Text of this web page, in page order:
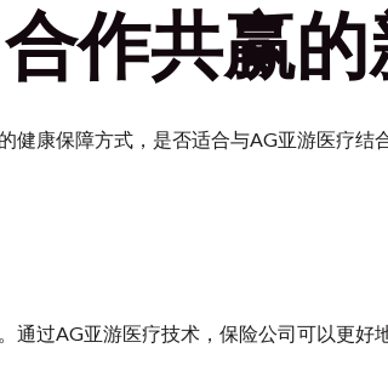
作共赢
健康保障方式，是否适合与AG亚游医疗结
过AG亚游医疗技术，保险公司可以更好